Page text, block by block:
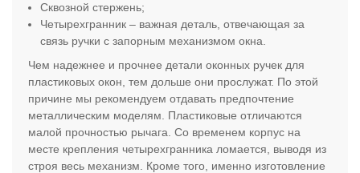
Сквозной стержень;
Четырехгранник – важная деталь, отвечающая за
связь ручки с запорным механизмом окна.
Чем надежнее и прочнее детали оконных ручек для
пластиковых окон, тем дольше они прослужат. По этой
причине мы рекомендуем отдавать предпочтение
металлическим моделям. Пластиковые отличаются
малой прочностью рычага. Со временем корпус на
месте крепления четырехгранника ломается, выводя из
строя весь механизм. Кроме того, именно изготовление